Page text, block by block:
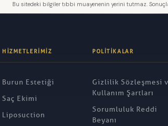
Bu sitedeki bilgiler tıbbi muayenenin yerini tutmaz.
HIZMETLERIMIZ
Burun Estetiği
Saç Ekimi
Liposuction
POLITIKALAR
Gizlilik Sözleşmesi
Kullanım Şartları
Sorumluluk Reddi
Beyanı